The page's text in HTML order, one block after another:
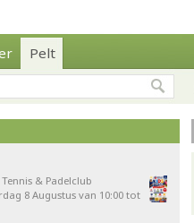
Pelt
& Padelclub
8 Augustus van 10:00 tot